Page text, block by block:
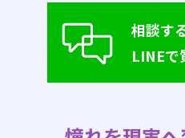
相談す
LINEで